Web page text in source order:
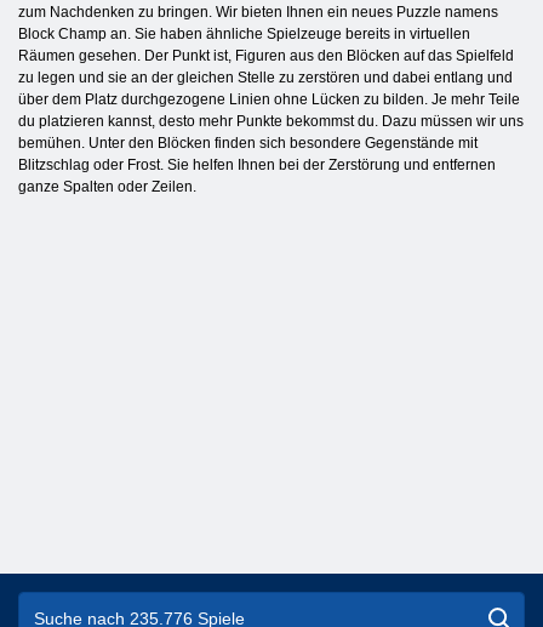
zum Nachdenken zu bringen. Wir bieten Ihnen ein neues Puzzle namens
Block Champ an. Sie haben ähnliche Spielzeuge bereits in virtuellen
Räumen gesehen. Der Punkt ist, Figuren aus den Blöcken auf das Spielfeld
zu legen und sie an der gleichen Stelle zu zerstören und dabei entlang und
über dem Platz durchgezogene Linien ohne Lücken zu bilden. Je mehr Teile
du platzieren kannst, desto mehr Punkte bekommst du. Dazu müssen wir uns
bemühen. Unter den Blöcken finden sich besondere Gegenstände mit
Blitzschlag oder Frost. Sie helfen Ihnen bei der Zerstörung und entfernen
ganze Spalten oder Zeilen.